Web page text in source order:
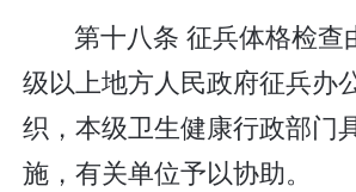
第十八条 征兵体格检查
级以上地方人民政府征兵办
织，本级卫生健康行政部门
施，有关单位予以协助。